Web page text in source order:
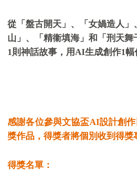
從「盤古開天」、「 女媧造人 」
山 」、「 精衞填海 」和「 刑天舞
1則神話故事，用AI生成創作1幅
感謝各位參與文協盃AI設計創
獎作品，得獎者將個別收到得獎
得獎名單：